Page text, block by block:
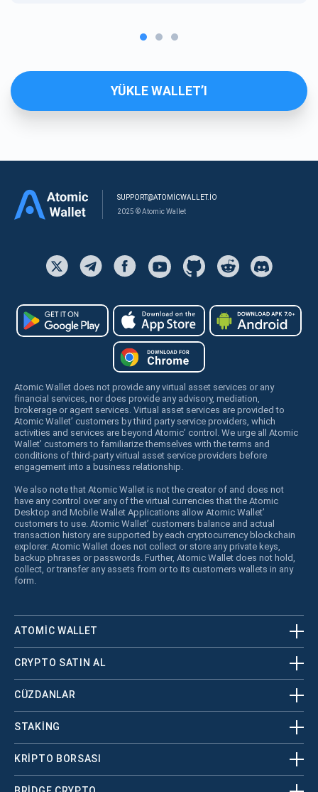
YÜKLE WALLET’I
SUPPORT@ATOMICWALLET.IO
2025 © Atomic Wallet
Atomic Wallet does not provide any virtual asset services or any
financial services, nor does provide any advisory, mediation,
brokerage or agent services. Virtual asset services are provided to
Atomic Wallet’ customers by third party service providers, which
activities and services are beyond Atomic’ control. We urge all Atomic
Wallet’ customers to familiarize themselves with the terms and
conditions of third-party virtual asset service providers before
engagement into a business relationship.
We also note that Atomic Wallet is not the creator of and does not
have any control over any of the virtual currencies that the Atomic
Desktop and Mobile Wallet Applications allow Atomic Wallet’
customers to use. Atomic Wallet’ customers balance and actual
transaction history are supported by each cryptocurrency blockchain
explorer. Atomic Wallet does not collect or store any private keys,
backup phrases or passwords. Further, Atomic Wallet does not hold,
collect, or transfer any assets from or to its customers wallets in any
form.
ATOMIC WALLET
CRYPTO SATIN AL
CÜZDANLAR
STAKING
KRİPTO BORSASI